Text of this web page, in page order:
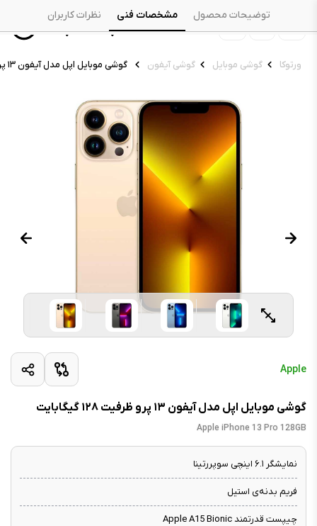
ورتوکا گوشی موبایل گوشی آیفون گوشی موبایل اپل مدل آیفون ۱۳ پرو ظرفیت ۱۲۸ گیگابایت
Apple
گوشی موبایل اپل مدل آیفون ۱۳ پرو ظرفیت ۱۲۸ گیگابایت
Apple iPhone 13 Pro 128GB
نمایشگر ۶.۱ اینچی سوپررتینا
فریم بدنه‌ی استیل
چیپست قدرتمند Apple A15 Bionic
توضیحات محصول مشخصات فنی نظرات کاربران